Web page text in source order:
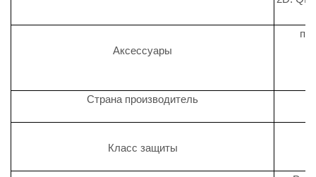
Аксессуары
Страна производитель
Класс защиты